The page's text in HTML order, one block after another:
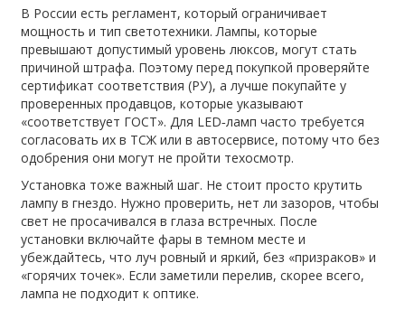
В России есть регламент, который ограничивает
мощность и тип светотехники. Лампы, которые
превышают допустимый уровень люксов, могут стать
причиной штрафа. Поэтому перед покупкой проверяйте
сертификат соответствия (РУ), а лучше покупайте у
проверенных продавцов, которые указывают
«соответствует ГОСТ». Для LED‑ламп часто требуется
согласовать их в ТСЖ или в автосервисе, потому что без
одобрения они могут не пройти техосмотр.
Установка тоже важный шаг. Не стоит просто крутить
лампу в гнездо. Нужно проверить, нет ли зазоров, чтобы
свет не просачивался в глаза встречных. После
установки включайте фары в темном месте и
убеждайтесь, что луч ровный и яркий, без «призраков» и
«горячих точек». Если заметили перелив, скорее всего,
лампа не подходит к оптике.